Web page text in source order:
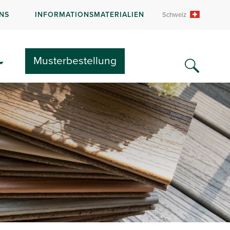
INFORMATIONSMATERIALIEN Schweiz
Musterbestellung